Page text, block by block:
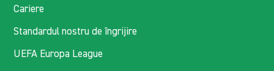
Cariere
Standardul nostru de îngrijire
UEFA Europa League